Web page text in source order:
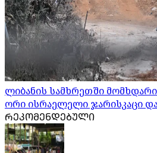
ლიბანის სამხრეთში
ორი ისრაელელი ჯარისკაცი
ᲠᲔᲙᲝᲛᲔᲜᲓᲔᲑᲣᲚᲘ